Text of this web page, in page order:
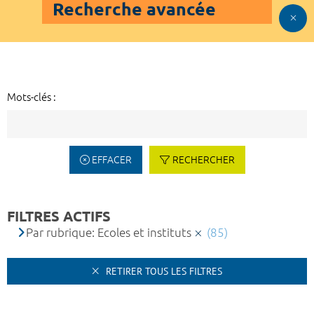
Recherche avancée
Mots-clés :
EFFACER RECHERCHER
FILTRES ACTIFS
Par rubrique: Ecoles et instituts (85)
RETIRER TOUS LES FILTRES